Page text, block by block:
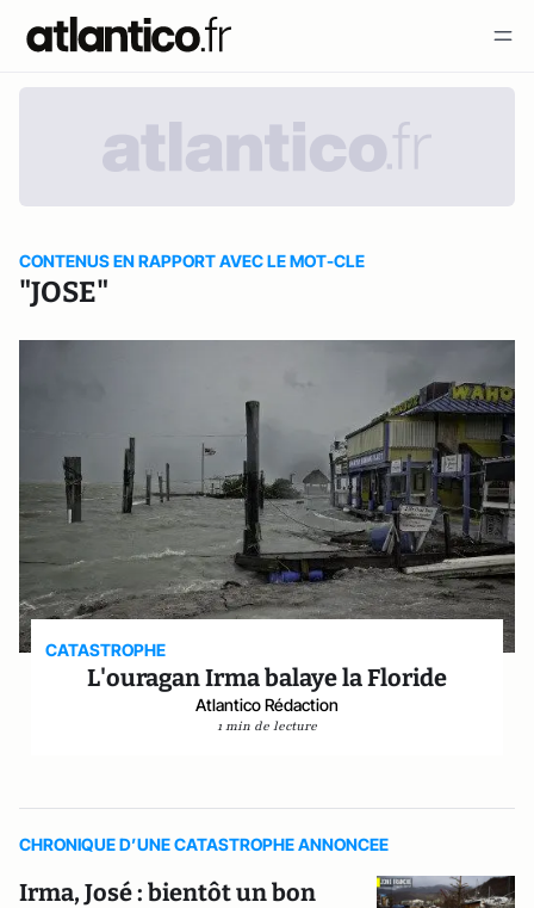
CONTENUS EN RAPPORT AVEC LE MOT-CLE
"JOSE"
CATASTROPHE
L'ouragan Irma balaye la Floride
Atlantico Rédaction
1 min de lecture
CHRONIQUE D’UNE CATASTROPHE ANNONCEE
Irma, José : bientôt un bon